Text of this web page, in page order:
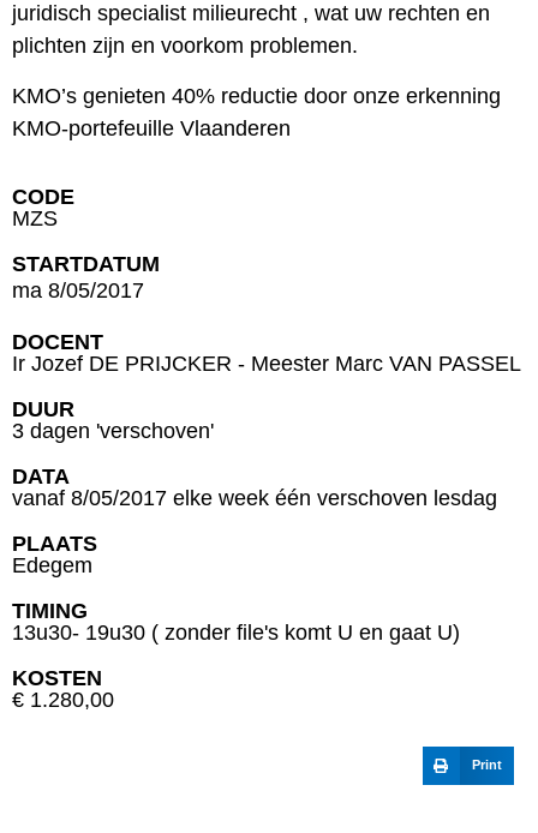
juridisch specialist milieurecht , wat uw rechten en
plichten zijn en voorkom problemen.
KMO’s genieten 40% reductie door onze erkenning
KMO-portefeuille Vlaanderen
CODE
MZS
STARTDATUM
ma 8/05/2017
DOCENT
Ir Jozef DE PRIJCKER - Meester Marc VAN PASSEL
DUUR
3 dagen 'verschoven'
DATA
vanaf 8/05/2017 elke week één verschoven lesdag
PLAATS
Edegem
TIMING
13u30- 19u30 ( zonder file's komt U en gaat U)
KOSTEN
€ 1.280,00
Print